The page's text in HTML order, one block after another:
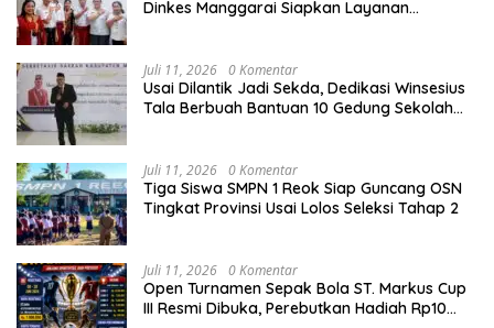
Dinkes Manggarai Siapkan Layanan
Juli 11, 2026 0 Komentar
Usai Dilantik Jadi Sekda, Dedikasi Winsesius
Tala Berbuah Bantuan 10 Gedung Sekolah
Juli 11, 2026 0 Komentar
Tiga Siswa SMPN 1 Reok Siap Guncang OSN
Tingkat Provinsi Usai Lolos Seleksi Tahap 2
Juli 11, 2026 0 Komentar
Open Turnamen Sepak Bola ST. Markus Cup
III Resmi Dibuka, Perebutkan Hadiah Rp10